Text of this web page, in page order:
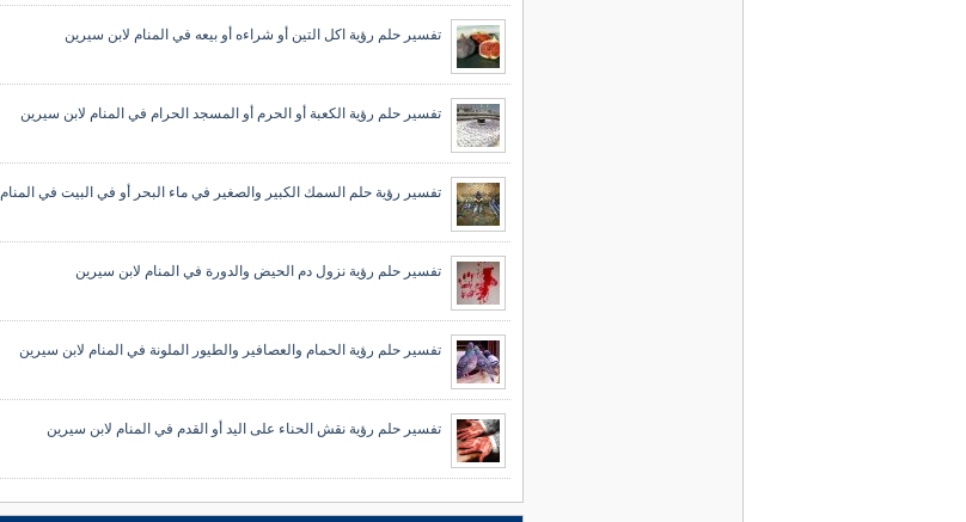
تفسير حلم رؤية اكل التين أو شراءه أو بيعه في المنام لابن سيرين
تفسير حلم رؤية الكعبة أو الحرم أو المسجد الحرام في المنام لابن سيرين
تفسير رؤية حلم السمك الكبير والصغير في ماء البحر أو في البيت في المنام
تفسير حلم رؤية نزول دم الحيض والدورة في المنام لابن سيرين
تفسير حلم رؤية الحمام والعصافير والطيور الملونة في المنام لابن سيرين
تفسير حلم رؤية نقش الحناء على اليد أو القدم في المنام لابن سيرين